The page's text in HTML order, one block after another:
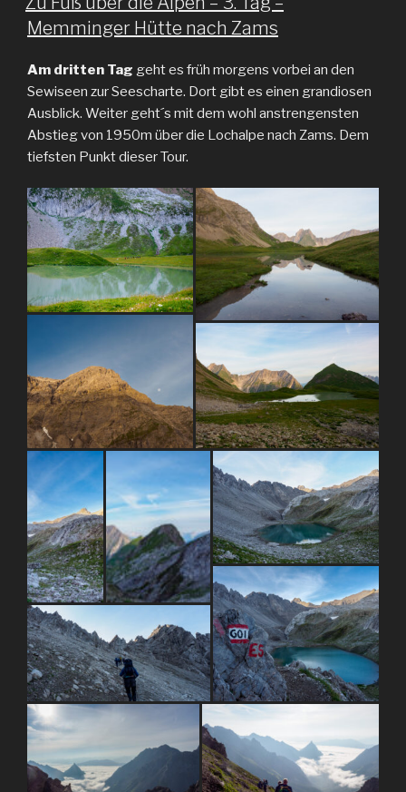
Memminger Hütte nach Zams
Am dritten Tag geht es früh morgens vorbei an den
Sewiseen zur Seescharte. Dort gibt es einen grandiosen
Ausblick. Weiter geht´s mit dem wohl anstrengensten
Abstieg von 1950m über die Lochalpe nach Zams. Dem
tiefsten Punkt dieser Tour.